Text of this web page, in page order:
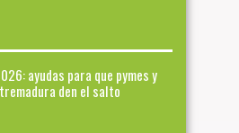
ayudas para que pymes y
den el salto